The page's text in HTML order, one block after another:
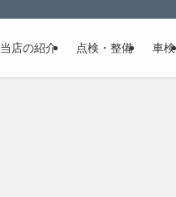
当店の紹介 点検・整備 車検